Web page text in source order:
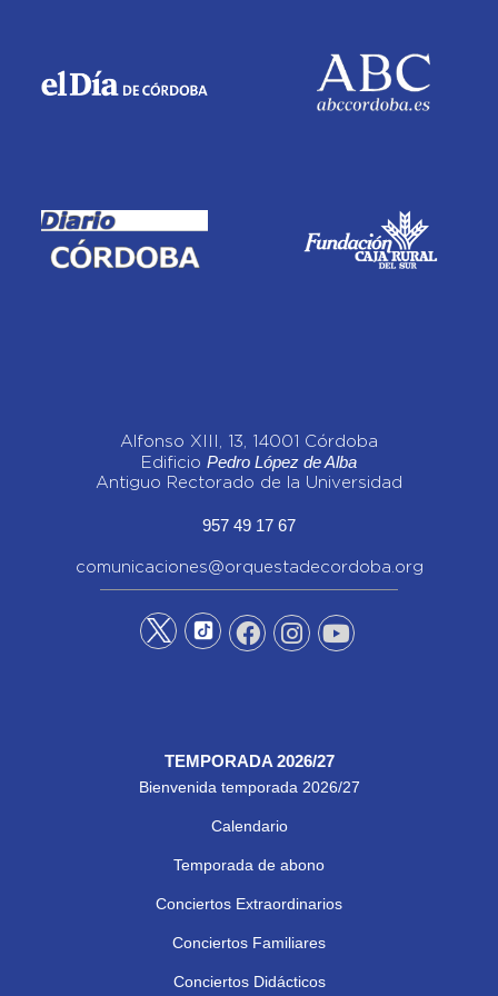
Alfonso XIII, 13, 14001 Córdoba
Edificio Pedro López de Alba
Antiguo Rectorado de la Universidad
957 49 17 67
comunicaciones@orquestadecordoba.org
TEMPORADA 2026/27
Bienvenida temporada 2026/27
Calendario
Temporada de abono
Conciertos Extraordinarios
Conciertos Familiares
Conciertos Didácticos